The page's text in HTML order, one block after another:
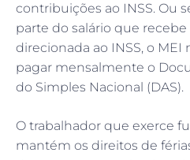
contribuições ao INSS. Ou
parte do salário que
direcionada ao INSS, o MEI
pagar mensalmente o
do Simples Nacional (DAS).
O trabalhador que exerce
mantém os direitos de